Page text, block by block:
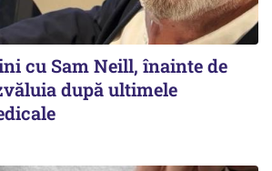
cu Sam Neill, înainte de
după ultimele